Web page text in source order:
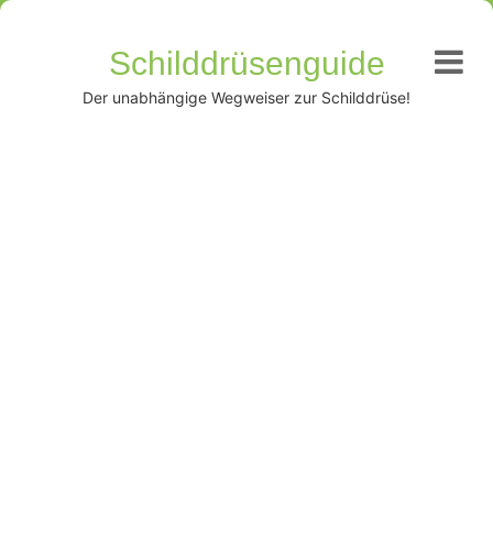
Schilddrüsenguide
Der unabhängige Wegweiser zur Schilddrüse!